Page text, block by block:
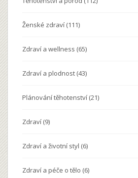
Ženské zdraví (111)
Zdraví a wellness (65)
Zdraví a plodnost (43)
Plánování těhotenství (21)
Zdraví (9)
Zdraví a životní styl (6)
Zdraví a péče o tělo (6)